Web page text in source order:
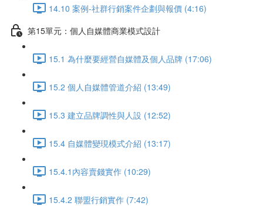
14.10 案例-社群行銷案件企劃與報價 (4:16)
第15單元：個人自媒體商業模式設計
15.1 為什麼要經營自媒體及個人品牌 (17:06)
15.2 個人自媒體管道介紹 (13:49)
15.3 建立品牌調性與人設 (12:52)
15.4 自媒體變現模式介紹 (13:17)
15.4.1內容賣錢實作 (10:29)
15.4.2 聯盟行銷實作 (7:42)